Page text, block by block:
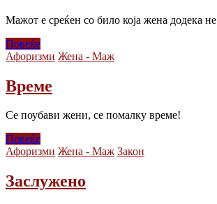
Мажот е среќен со било која жена додека не
Повеќе
Афоризми Жена - Маж
Време
Се поубави жени, се помалку време!
Повеќе
Афоризми Жена - Маж Закон
Заслужено